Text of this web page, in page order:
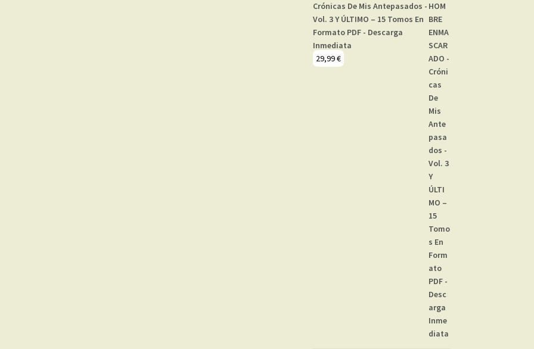
Crónicas De Mis Antepasados -
Vol. 3 Y ÚLTIMO – 15 Tomos En
Formato PDF - Descarga
Inmediata
29,99€